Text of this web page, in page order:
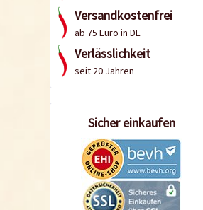
Versandkostenfrei
ab 75 Euro in DE
Verlässlichkeit
seit 20 Jahren
Sicher einkaufen